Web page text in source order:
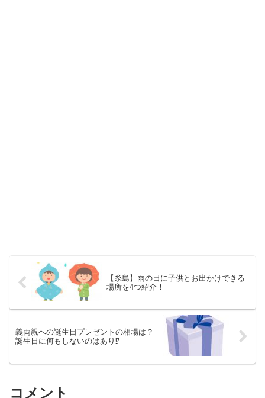
【糸島】雨の日に子供とお出かけできる
場所を4つ紹介！
義両親への誕生日プレゼントの相場は？
誕生日に何もしないのはあり⁉
コメント